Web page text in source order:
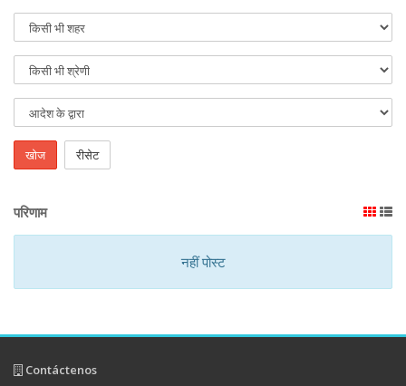
खोज रीसेट
परिणाम
नहीं पोस्ट
Contáctenos